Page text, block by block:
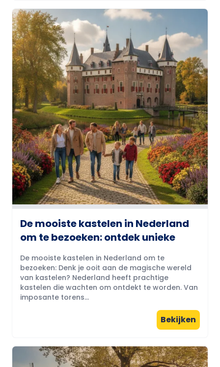
De mooiste kastelen in Nederland
om te bezoeken: ontdek unieke
De mooiste kastelen in Nederland om te
bezoeken: Denk je ooit aan de magische wereld
van kastelen? Nederland heeft prachtige
kastelen die wachten om ontdekt te worden. Van
imposante torens...
Bekijken